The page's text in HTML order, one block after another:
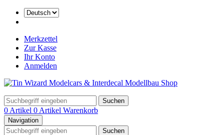
Merkzettel
Zur Kasse
Ihr Konto
Anmelden
Suchen
0 Artikel 0 Artikel Warenkorb
Navigation
Suchen